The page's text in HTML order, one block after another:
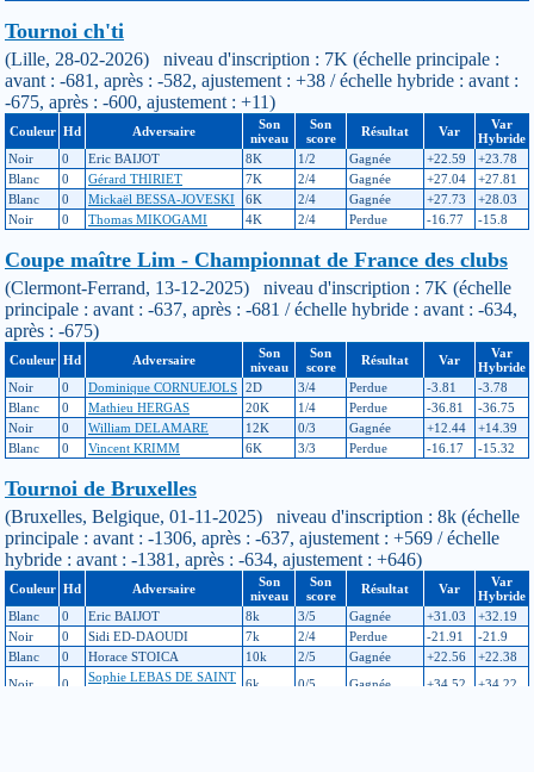
Tournoi ch'ti
(Lille, 28-02-2026) niveau d'inscription : 7K (échelle principale :
avant : -681, après : -582, ajustement : +38 / échelle hybride : avant :
-675, après : -600, ajustement : +11)
Couleur Hd Adversaire
Son
niveau
Son
score
Résultat Var
Var
Hybride
Noir
0 Eric BAIJOT 8K 1/2 Gagnée +22.59
+23.78
Blanc
0 Gérard THIRIET 7K 2/4 Gagnée +27.04
+27.81
Blanc
0 Mickaël BESSA-JOVESKI 6K 2/4 Gagnée +27.73
+28.03
Noir
0 Thomas MIKOGAMI 4K 2/4 Perdue -16.77 -15.8
Coupe maître Lim - Championnat de France des clubs
(Clermont-Ferrand, 13-12-2025) niveau d'inscription : 7K (échelle
principale : avant : -637, après : -681 / échelle hybride : avant : -634,
après : -675)
Couleur Hd Adversaire
Son
niveau
Son
score
Résultat Var
Var
Hybride
Noir
0 Dominique CORNUEJOLS 2D 3/4 Perdue -3.81
-3.78
Blanc
0 Mathieu HERGAS 20K 1/4 Perdue -36.81
-36.75
Noir
0 William DELAMARE 12K 0/3 Gagnée +12.44
+14.39
Blanc
0 Vincent KRIMM 6K 3/3 Perdue -16.17 -15.32
Tournoi de Bruxelles
(Bruxelles, Belgique, 01-11-2025) niveau d'inscription : 8k (échelle
principale : avant : -1306, après : -637, ajustement : +569 / échelle
hybride : avant : -1381, après : -634, ajustement : +646)
Couleur Hd Adversaire
Son
niveau
Son
score
Résultat Var
Var
Hybride
Blanc
0 Eric BAIJOT 8k 3/5 Gagnée +31.03
+32.19
Noir
0 Sidi ED-DAOUDI 7k 2/4 Perdue -21.91
-21.9
Blanc
0 Horace STOICA 10k 2/5 Gagnée +22.56
+22.38
Noir
0
Sophie LEBAS DE SAINT
6k 0/5 Gagnée +34.52
+34.22